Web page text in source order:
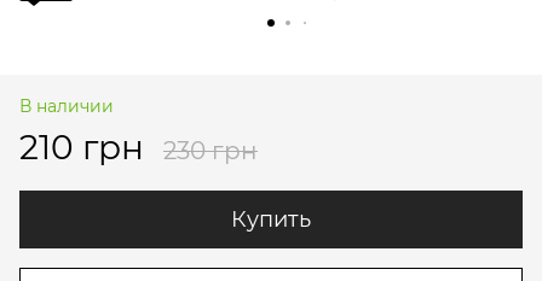
В наличии
210 грн 230 грн
Купить